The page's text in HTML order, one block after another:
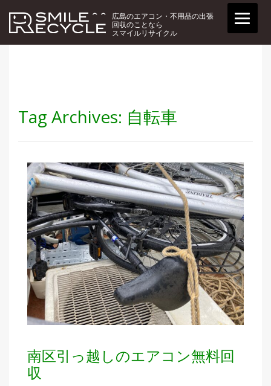
広島のエアコン・不用品の出張
回収のことなら
スマイルリサイクル
Tag Archives: 自転車
南区引っ越しのエアコン無料回
収